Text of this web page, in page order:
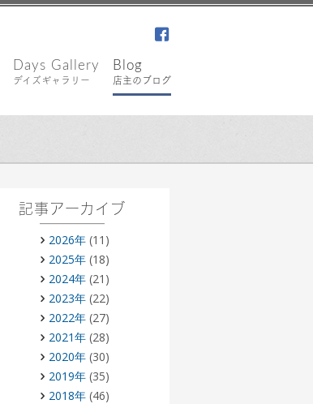
Days Gallery
デイズギャラリー
Blog
店主のブログ
記事アーカイブ
2026年(11)
2025年(18)
2024年(21)
2023年(22)
2022年(27)
2021年(28)
2020年(30)
2019年(35)
2018年(46)